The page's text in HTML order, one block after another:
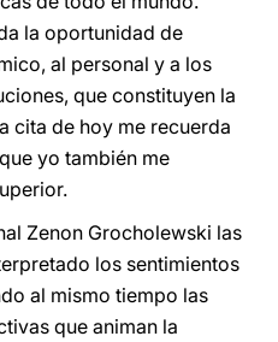
la oportunidad de
al personal y a los
que constituyen la
cita de hoy me recuerda
yo también me
Zenon Grocholewski las
los sentimientos
al mismo tiempo las
que animan la